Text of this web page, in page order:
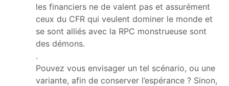
les financiers ne de valent pas et assurément
ceux du CFR qui veulent dominer le monde et
se sont alliés avec la RPC monstrueuse sont
des démons.
.
Pouvez vous envisager un tel scénario, ou une
variante, afin de conserver l’espérance ? Sinon,